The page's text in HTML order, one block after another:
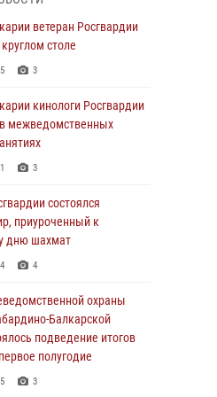
службы войск
Российской
российских
Первой мировой войне
Герой России генерал
поздравил
тыла с
безопасность
направлении
ветеран Росгвардии
столе
3
кинологи Росгвардии
межведомственных
3
состоялся
приуроченный к
дню шахмат
4
охраны
Балкарской
подведение итогов
полугодие
3